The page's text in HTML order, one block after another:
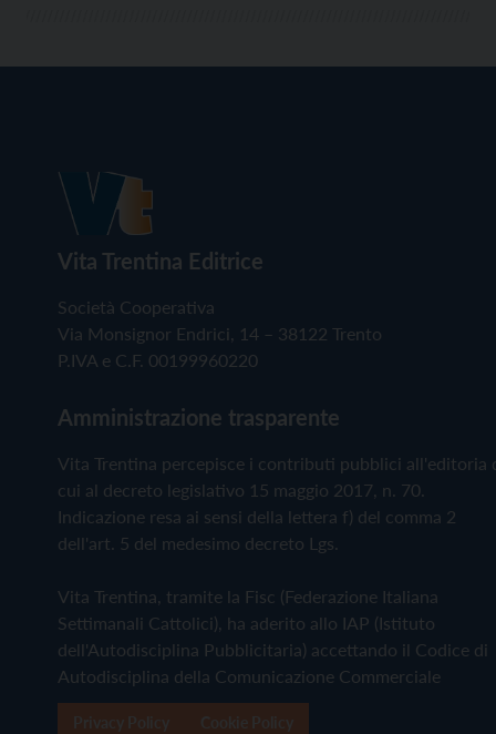
Vita Trentina Editrice
Società Cooperativa
Via Monsignor Endrici, 14 – 38122 Trento
P.IVA e C.F. 00199960220
Amministrazione trasparente
Vita Trentina percepisce i contributi pubblici all'editoria
cui al decreto legislativo 15 maggio 2017, n. 70.
Indicazione resa ai sensi della lettera f) del comma 2
dell'art. 5 del medesimo decreto Lgs.
Vita Trentina, tramite la Fisc (Federazione Italiana
Settimanali Cattolici), ha aderito allo IAP (Istituto
dell'Autodisciplina Pubblicitaria) accettando il Codice di
Autodisciplina della Comunicazione Commerciale